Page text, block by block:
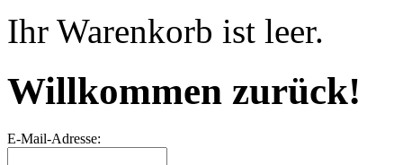
Ihr Warenkorb ist leer.
Willkommen zurück!
E-Mail-Adresse: